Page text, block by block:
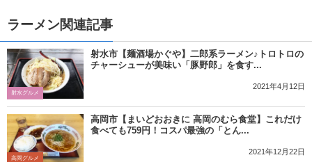
ラーメン関連記事
射水グルメ
射水市【麺酒場かぐや】二郎系ラーメン♪トロトロの
チャーシューが美味い「豚野郎」を食す...
2021年4月12日
高岡グルメ
高岡市【まいどおおきに 高岡のむら食堂】これだけ
食べても759円！コスパ最強の「とん...
2021年12月22日